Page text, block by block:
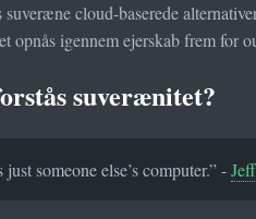
cloud-baserede
opnås igennem ejerskab frem for
suverænitet?
someone else’s computer.” -